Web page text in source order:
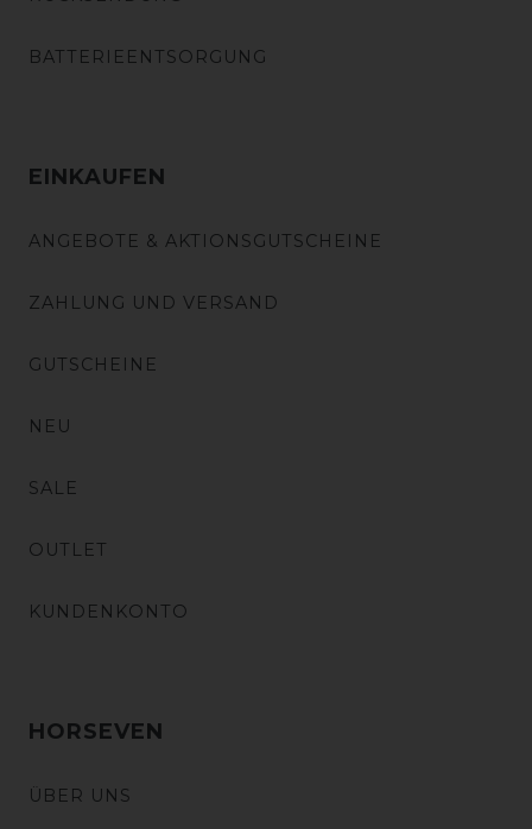
BATTERIEENTSORGUNG
EINKAUFEN
ANGEBOTE & AKTIONSGUTSCHEINE
ZAHLUNG UND VERSAND
GUTSCHEINE
NEU
SALE
OUTLET
KUNDENKONTO
HORSEVEN
ÜBER UNS